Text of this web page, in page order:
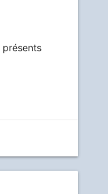
présents